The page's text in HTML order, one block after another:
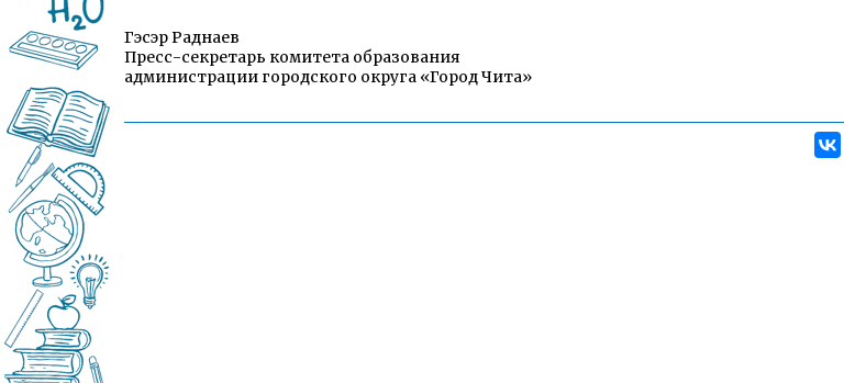
Гэсэр Раднаев
Пресс-секретарь комитета образования
администрации городского округа «Город Чита»